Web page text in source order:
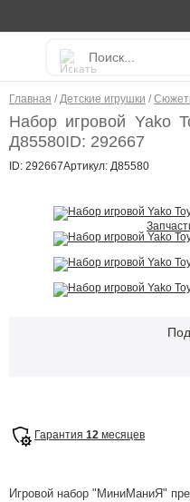
Главная / Детские игрушки /
Набор игровой Yako
Д85580ID: 292667
ID: 292667Артикул: Д85580
Гарантия 12 месяцев
Игровой набор "МиниМаниЯ"